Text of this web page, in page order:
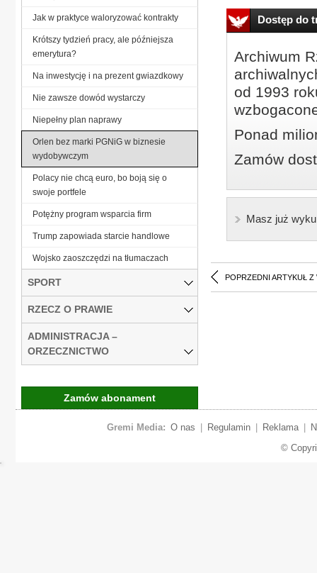
Dostęp do
Archiwum
od 1993
Ponad
Zamów
Masz już
POPRZEDNI ARTYKUŁ Z
Jak w praktyce waloryzować kontrakty
Krótszy tydzień pracy, ale późniejsza
emerytura?
Na inwestycję i na prezent gwiazdkowy
Nie zawsze dowód wystarczy
Niepełny plan naprawy
Orlen bez marki PGNiG w biznesie
wydobywczym
Polacy nie chcą euro, bo boją się o
swoje portfele
Potężny program wsparcia firm
Trump zapowiada starcie handlowe
Wojsko zaoszczędzi na tłumaczach
SPORT
RZECZ O PRAWIE
ADMINISTRACJA –
ORZECZNICTWO
Zamów abonament
Gremi Media: O nas Regulamin Reklama
©